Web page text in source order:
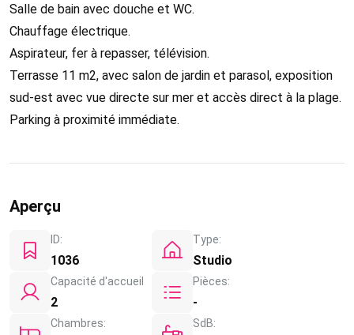
Salle de bain avec douche et WC.
Chauffage électrique.
Aspirateur, fer à repasser, télévision.
Terrasse 11 m2, avec salon de jardin et parasol, exposition
sud-est avec vue directe sur mer et accès direct à la plage.
Parking à proximité immédiate.
Aperçu
ID:
1036
Type:
Studio
Capacité d'accueil
2
Pièces:
-
Chambres: SdB: